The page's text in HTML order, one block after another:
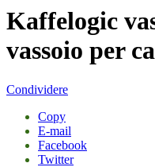
Kaffelogic
vassoio per
Condividere
Copy
E-mail
Facebook
Twitter